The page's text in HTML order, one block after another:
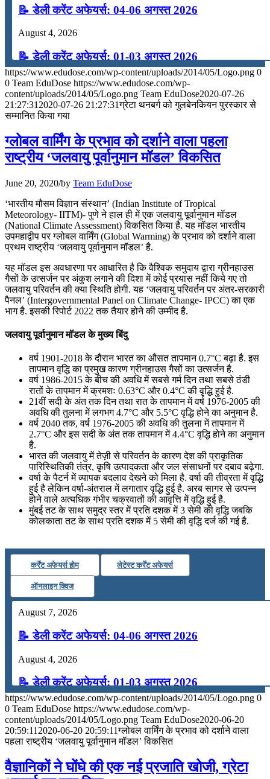
📝 डेली करेंट अफेयर्स: 04-06 अगस्त 2026
August 4, 2026
📝 डेली करेंट अफेयर्स: 01-03 अगस्त 2026
July 31, 2026
📝 डेली करेंट अफेयर्स: 28-31 जुलाई 2026
📝 डेली करेंट अफेयर्स: 25-27 जुलाई 2026
📝 डेली करेंट अफेयर्स: 22-24 जुलाई 2026
July 22, 2026
📝 डेली करेंट अफेयर्स: 19-21 जुलाई 2026
July 19, 2026
📝 डेली करेंट अफेयर्स: 16-18 जुलाई 2026
https://www.edudose.com/wp-content/uploads/2014/05/Logo.png 0
0 Team EduDose https://www.edudose.com/wp-
content/uploads/2014/05/Logo.png Team EduDose2020-07-26
21:27:31 2020-07-26 21:27:31ग्रेटा थनबर्ग को गुलबेनकियन पुरस्कार से
सम्मानित किया गया
ग्लोबल वार्मिंग के प्रभाव को दर्शाने वाला पहला
राष्ट्रीय ‘जलवायु पूर्वानुमान मॉडल’ विकसित
June 20, 2020/by Team EduDose
‘भारतीय मौसम विज्ञान संस्थान’ (Indian Institute of Tropical
Meteorology- IITM)- पुणे ने हाल ही में एक जलवायु पूर्वानुमान मॉडल
(National Climate Assessment) विकसित किया है. यह मॉडल भारतीय
उपमहाद्वीप पर ग्लोबल वार्मिंग (Global Warming) के प्रभाव को दर्शाने वाला
प्रथम राष्ट्रीय ‘जलवायु पूर्वानुमान मॉडल’ है.
यह मॉडल इस अवधारणा पर आधारित है कि वैश्विक समुदाय द्वारा ग्रीनहाउस
गैसों के उत्सर्जन पर अंकुश लगाने की दिशा में कोई प्रयास नहीं किये गए तो
जलवायु परिवर्तन की क्या स्थिति होगी. यह ‘जलवायु परिवर्तन पर अंतर-सरकारी
पैनल’ (Intergovernmental Panel on Climate Change- IPCC) का एक
भाग है. इसकी रिपोर्ट 2022 तक तैयार होने की उम्मीद है.
जलवायु पूर्वानुमान मॉडल के मुख्य बिंदु
वर्ष 1901-2018 के दौरान भारत का औसत तापमान 0.7°C बढ़ा है. इस
तापमान वृद्धि का प्रमुख कारण ग्रीनहाउस गैसों का उत्सर्जन है.
वर्ष 1986-2015 के बीच की अवधि में सबसे गर्म दिन तथा सबसे ठंडी
रातों के तापमान में क्रमशः 0.63°C और 0.4°C की वृद्धि हुई है.
21वीं सदी के अंत तक दिन तथा रात के तापमान में वर्ष 1976-2005 की
अवधि की तुलना में लगभग 4.7°C और 5.5°C वृद्धि होने का अनुमान है.
वर्ष 2040 तक, वर्ष 1976-2005 की अवधि की तुलना में तापमान में
2.7°C और इस सदी के अंत तक तापमान में 4.4°C वृद्धि होने का अनुमान
है.
भारत की जलवायु में तेज़ी से परिवर्तन के कारण देश की प्राकृतिक
पारिस्थितिकी तंत्र, कृषि उत्पादकता और जल संसाधनों पर दबाव बढ़ेगा.
वर्षा के पैटर्न में व्यापक बदलाव देखने को मिला है. वर्षा की तीव्रता में वृद्धि
हुई है लेकिन वर्षा-अंतराल में लगातार वृद्धि हुई है. अरब सागर से उत्पन्न
होने वाले अत्यधिक गंभीर चक्रवातों की आवृत्ति में वृद्धि हुई है.
मुंबई तट के साथ समुद्र स्तर में प्रति दशक में 3 सेमी की वृद्धि जबकि
कोलकाता तट के साथ प्रति दशक में 5 सेमी की वृद्धि दर्ज की गई है.
कर्रेंट अफेयर्स होम लेटेस्ट कर्रेंट अफेयर्स
ऑनलाइन क्विज
August 7, 2026
📝 डेली करेंट अफेयर्स: 04-06 अगस्त 2026
August 4, 2026
📝 डेली करेंट अफेयर्स: 01-03 अगस्त 2026
July 31, 2026
📝 डेली करेंट अफेयर्स: 28-31 जुलाई 2026
📝 डेली करेंट अफेयर्स: 25-27 जुलाई 2026
https://www.edudose.com/wp-content/uploads/2014/05/Logo.png 0
0 Team EduDose https://www.edudose.com/wp-
content/uploads/2014/05/Logo.png Team EduDose2020-06-20
20:59:11 2020-06-20 20:59:11ग्लोबल वार्मिंग के प्रभाव को दर्शाने वाला
पहला राष्ट्रीय ‘जलवायु पूर्वानुमान मॉडल’ विकसित
वैज्ञानिकों ने घोंघे की एक नई प्रजाति खोजी, ग्रेटा